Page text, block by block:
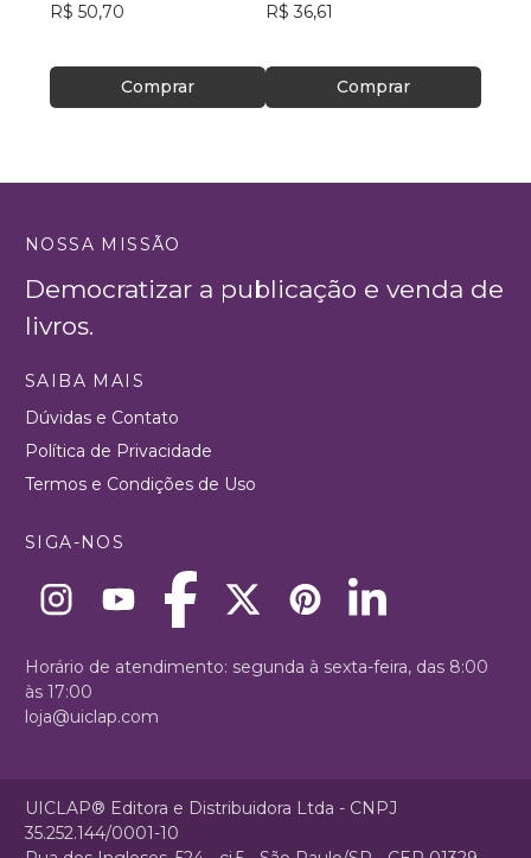
R$ 50,70
Comprar
R$ 36,61
Comprar
NOSSA MISSÃO
Democratizar a publicação e venda de
livros.
SAIBA MAIS
Dúvidas e Contato
Política de Privacidade
Termos e Condições de Uso
SIGA-NOS
Horário de atendimento: segunda à sexta-feira, das 8:00
às 17:00
loja@uiclap.com
UICLAP® Editora e Distribuidora Ltda - CNPJ
35.252.144/0001-10